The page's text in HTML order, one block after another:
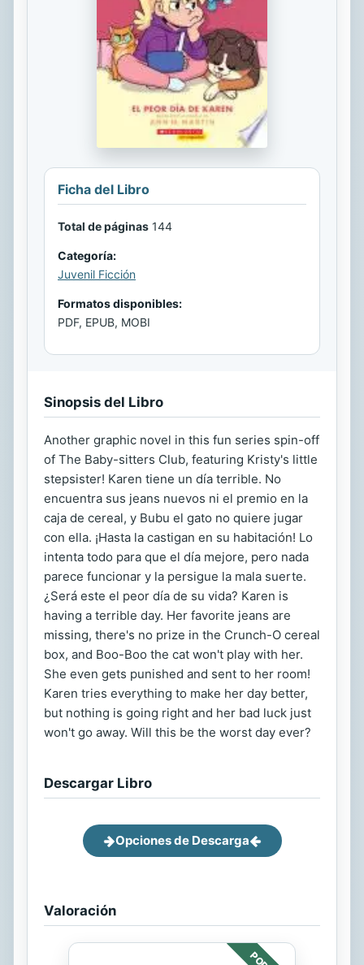
Ficha del Libro
Total de páginas 144
Categoría:
Juvenil Ficción
Formatos disponibles:
PDF, EPUB, MOBI
Sinopsis del Libro
Another graphic novel in this fun series spin-off
of The Baby-sitters Club, featuring Kristy's little
stepsister! Karen tiene un día terrible. No
encuentra sus jeans nuevos ni el premio en la
caja de cereal, y Bubu el gato no quiere jugar
con ella. ¡Hasta la castigan en su habitación! Lo
intenta todo para que el día mejore, pero nada
parece funcionar y la persigue la mala suerte.
¿Será este el peor día de su vida? Karen is
having a terrible day. Her favorite jeans are
missing, there's no prize in the Crunch-O cereal
box, and Boo-Boo the cat won't play with her.
She even gets punished and sent to her room!
Karen tries everything to make her day better,
but nothing is going right and her bad luck just
won't go away. Will this be the worst day ever?
Descargar Libro
Opciones de Descarga
Valoración